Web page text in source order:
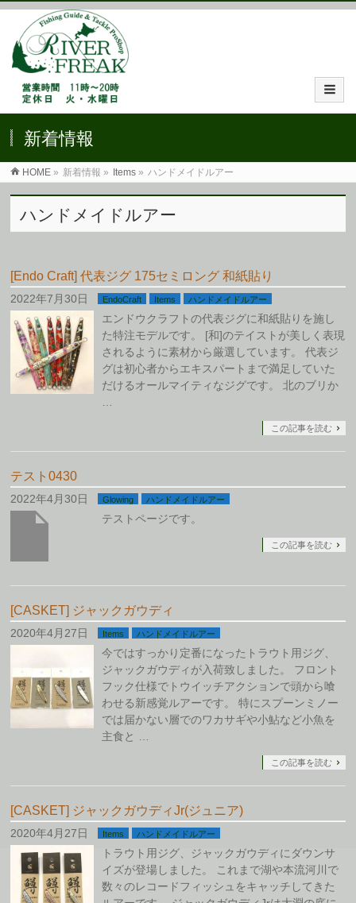
新着情報
HOME » 新着情報 » Items » ハンドメイドルアー
ハンドメイドルアー
[Endo Craft] 代表ジグ 175セミロング 和紙貼り
2022年7月30日 EndoCraft Items ハンドメイドルアー
エンドウクラフトの代表ジグに和紙貼りを施し
た特注モデルです。 [和]のテイストが美しく表現
されるように素材から厳選しています。 代表ジ
グは初心者からエキスパートまで満足していた
だけるオールマイティなジグです。 北のブリか
この記事を読む
テスト0430
2022年4月30日 Glowing ハンドメイドルアー
テストページです。
この記事を読む
[CASKET] ジャックガウディ
2020年4月27日 Items ハンドメイドルアー
今ではすっかり定番になったトラウト用ジグ、
ジャックガウディが入荷致しました。 フロント
フック仕様でトウイッチアクションで頭から喰
わせる新感覚ルアーです。 特にスプーンミノー
では届かない層でのワカサギや小鮎など小魚を
主食と …
この記事を読む
[CASKET] ジャックガウディJr(ジュニア)
2020年4月27日 Items ハンドメイドルアー
トラウト用ジグ、ジャックガウディにダウンサ
イズが登場しました。 これまで湖や本流河川で
数々のレコードフィッシュをキャッチしてきた